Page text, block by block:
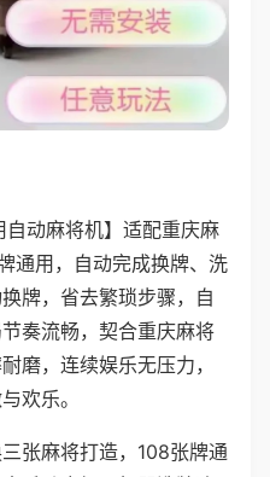
自动麻将机】适配重庆麻
通用，自动完成换牌、洗
牌，省去繁琐步骤，自
奏流畅，契合重庆麻将
磨，连续娱乐无压力，
欢乐。
张麻将打造，108张牌通